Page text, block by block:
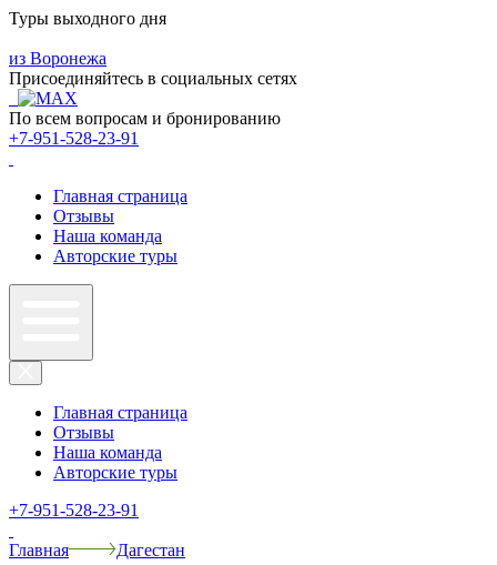
Туры выходного дня
из Воронежа
Присоединяйтесь в социальных сетях
По всем вопросам и бронированию
+7-951-528-23-91
Главная страница
Отзывы
Наша команда
Авторские туры
Главная страница
Отзывы
Наша команда
Авторские туры
+7-951-528-23-91
Главная Дагестан